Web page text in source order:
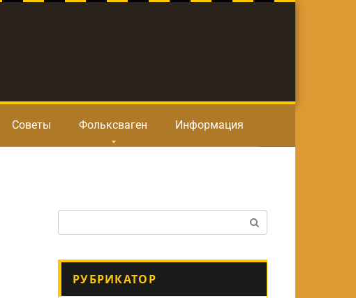
Советы Фольксваген Информация
РУБРИКАТОР